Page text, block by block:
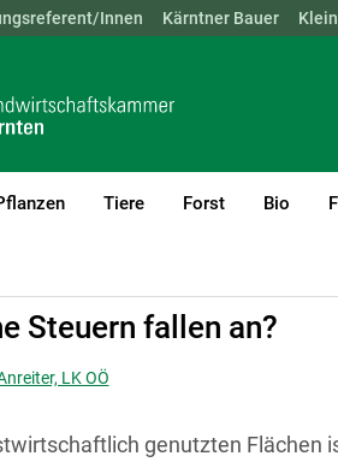
BGLD KTN NÖ OÖ SBG
Innen Kärntner Bauer
Tiere Forst Bio
Steuern fallen an?
LK OÖ
genutzten Flächen